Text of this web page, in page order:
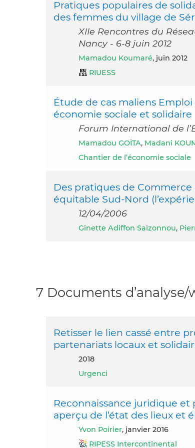
Pratiques populaires de
des femmes du village de
XIIe Rencontres du
Nancy - 6-8 juin 2012
Mamadou Koumaré, juin 2012
RIUESS
Étude de cas maliens
économie sociale et solidaire
Forum International de
Mamadou GOÏTA, Madani
Chantier de l’économie sociale
Des pratiques de
équitable Sud-Nord
12/04/2006
Ginette Adiffon Saizonnou,
7 Documents
Retisser le lien cassé entre
partenariats locaux et
2018
Urgenci
Reconnaissance juridique et
aperçu de l’état des lieux et
Yvon Poirier, janvier 2016
RIPESS Intercontinental